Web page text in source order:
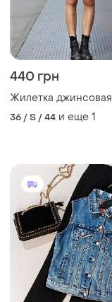
440 грн
Жилетка джинсовая
36 / S / 44 и еще 1